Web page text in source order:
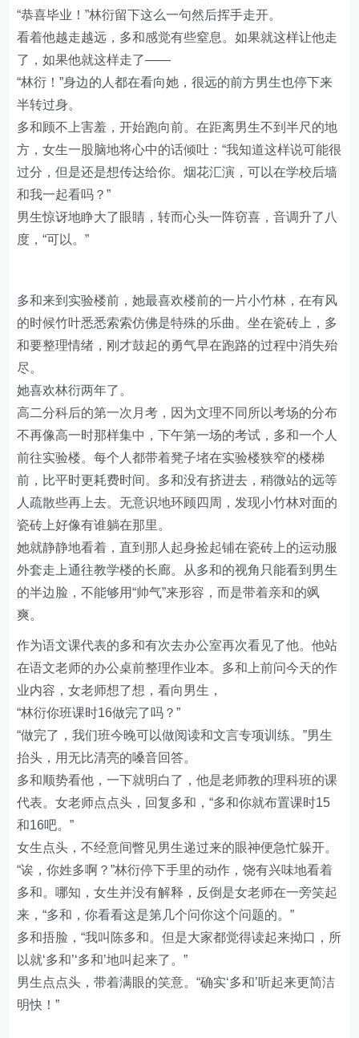
“恭喜毕业！”林衍留下这么一句然后挥手走开。
看着他越走越远，多和感觉有些窒息。如果就这样让他走
了，如果他就这样走了——
“林衍！”身边的人都在看向她，很远的前方男生也停下来
半转过身。
多和顾不上害羞，开始跑向前。在距离男生不到半尺的地
方，女生一股脑地将心中的话倾吐：“我知道这样说可能很
过分，但是还是想传达给你。烟花汇演，可以在学校后墙
和我一起看吗？”
男生惊讶地睁大了眼睛，转而心头一阵窃喜，音调升了八
度，“可以。”
多和来到实验楼前，她最喜欢楼前的一片小竹林，在有风
的时候竹叶悉悉索索仿佛是特殊的乐曲。坐在瓷砖上，多
和要整理情绪，刚才鼓起的勇气早在跑路的过程中消失殆
尽。
她喜欢林衍两年了。
高二分科后的第一次月考，因为文理不同所以考场的分布
不再像高一时那样集中，下午第一场的考试，多和一个人
前往实验楼。每个人都带着凳子堵在实验楼狭窄的楼梯
前，比平时更耗费时间。多和没有挤进去，稍微站的远等
人疏散些再上去。无意识地环顾四周，发现小竹林对面的
瓷砖上好像有谁躺在那里。
她就静静地看着，直到那人起身捡起铺在瓷砖上的运动服
外套走上通往教学楼的长廊。从多和的视角只能看到男生
的半边脸，不能够用“帅气”来形容，而是带着亲和的飒
爽。
作为语文课代表的多和有次去办公室再次看见了他。他站
在语文老师的办公桌前整理作业本。多和上前问今天的作
业内容，女老师想了想，看向男生，
“林衍你班课时16做完了吗？”
“做完了，我们班今晚可以做阅读和文言专项训练。”男生
抬头，用无比清亮的嗓音回答。
多和顺势看他，一下就明白了，他是老师教的理科班的课
代表。女老师点点头，回复多和，“多和你就布置课时15
和16吧。”
女生点头，不经意间瞥见男生递过来的眼神便急忙躲开。
“诶，你姓多啊？”林衍停下手里的动作，饶有兴味地看着
多和。哪知，女生并没有解释，反倒是女老师在一旁笑起
来，“多和，你看看这是第几个问你这个问题的。”
多和捂脸，“我叫陈多和。但是大家都觉得读起来拗口，所
以就‘多和’‘多和’地叫起来了。”
男生点点头，带着满眼的笑意。“确实‘多和’听起来更简洁
明快！”